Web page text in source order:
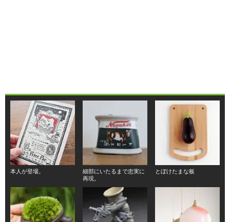
本人が登場。
細部にいたるまで忠実に
再現。
とぼけたまな板